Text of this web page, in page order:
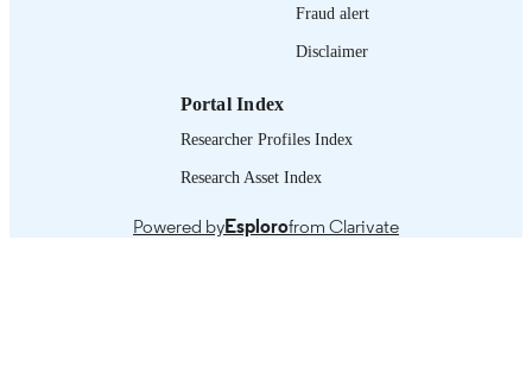
la crise de la Covid 19 -- 2. Le
de la Covid 19 -- Conclusion --
- Références.
Fraud alert
Disclaimer
Portal Index
Researcher Profiles Index
Research Asset Index
Powered byEsplorofrom Clarivate